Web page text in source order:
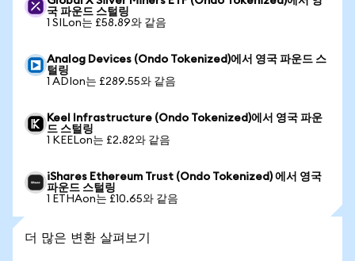
국 파운드 스털링
1 SILon는 £58.89와 같음
Analog Devices (Ondo Tokenized)에서 영국 파운드 스
털링
1 ADIon는 £289.55와 같음
Keel Infrastructure (Ondo Tokenized)에서 영국 파운
드 스털링
1 KEELon는 £2.82와 같음
iShares Ethereum Trust (Ondo Tokenized) 에서 영국
파운드 스털링
1 ETHAon는 £10.65와 같음
더 많은 변환 살펴보기